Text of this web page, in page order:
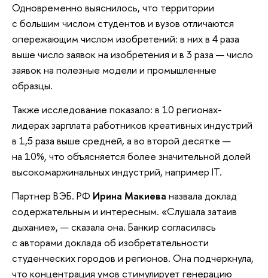
Одновременно выяснилось, что территории
с большим числом студентов и вузов отличаются
опережающим числом изобретений: в них в 4 раза
выше число заявок на изобретения и в 3 раза — число
заявок на полезные модели и промышленные
образцы.
Также исследование показало: в 10 регионах-
лидерах зарплата работников креативных индустрий
в 1,5 раза выше средней, а во второй десятке —
на 10%, что объясняется более значительной долей
высокомаржинальных индустрий, например IТ.
Партнер ВЭБ. РФ Ирина Макиева назвала доклад
содержательным и интересным. «Слушала затаив
дыхание», — сказала она. Банкир согласилась
с авторами доклада об изобретательности
студенческих городов и регионов. Она подчеркнула,
что концентрация умов стимулирует генерацию